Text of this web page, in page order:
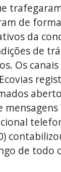
de
da
de
Os
mensagens
de todo